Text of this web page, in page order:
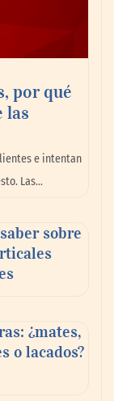
por qué
las
e intentan
Las…
sobre
¿mates,
o lacados?